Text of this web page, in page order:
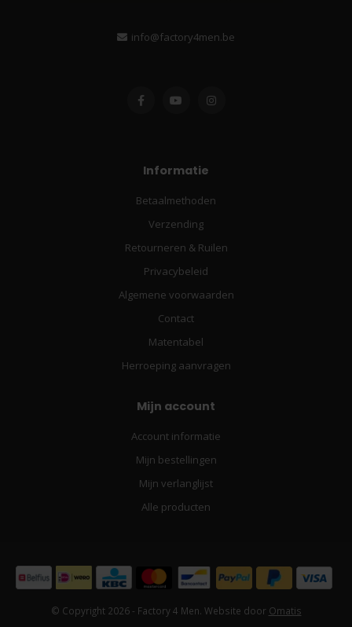
info@factory4men.be
Informatie
Betaalmethoden
Verzending
Retourneren & Ruilen
Privacybeleid
Algemene voorwaarden
Contact
Matentabel
Herroeping aanvragen
Mijn account
Account informatie
Mijn bestellingen
Mijn verlanglijst
Alle producten
© Copyright 2026 - Factory 4 Men. Website door Omatis